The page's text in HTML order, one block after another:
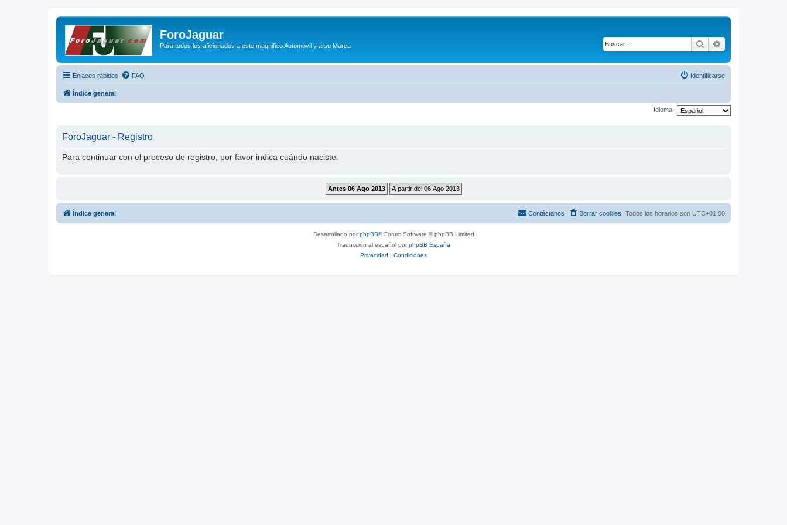
ForoJaguar
Para todos los aficionados a este magnifico Automóvil y a su Marca Buscar
Enlaces rápidos FAQ Identificarse
Índice general
Idioma:
ForoJaguar - Registro
Para continuar con el proceso de registro, por favor indica cuándo naciste.
Índice general Todos los horarios son UTC+01:00
Borrar cookies
Contáctanos
Desarrollado porphpBB® Forum Software © phpBB Limited
Traducción al español porphpBB España
Privacidad
Condiciones